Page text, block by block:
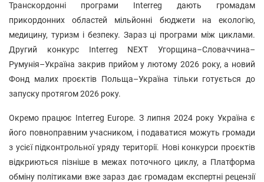
Транскордонні програми Interreg дають громадам
прикордонних областей мільйонні бюджети на екологію,
медицину, туризм і безпеку. Зараз ці програми між циклами.
Другий конкурс Interreg NEXT Угорщина–Словаччина–
Румунія–Україна закрив прийом у лютому 2026 року, а новий
Фонд малих проєктів Польща–Україна тільки готується до
запуску протягом 2026 року.
Окремо працює Interreg Europe. З липня 2024 року Україна є
його повноправним учасником, і подаватися можуть громади
з усієї підконтрольної уряду території. Нові конкурси проєктів
відкриються пізніше в межах поточного циклу, а Платформа
обміну політиками вже зараз дає громадам експертні рецензії